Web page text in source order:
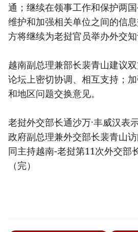
通；继续在领事工作和保护两
维护和加强相关单位之间的信
方将继续为老挝官员举办外交知
越南副总理兼部长裴青山建议
论坛上密切协调、相互支持；
和地区问题交换意见。
老挝外交部长通沙万·丰威汉表
政府副总理兼外交部长裴青山
同主持越南-老挝第11次外交部
（完）